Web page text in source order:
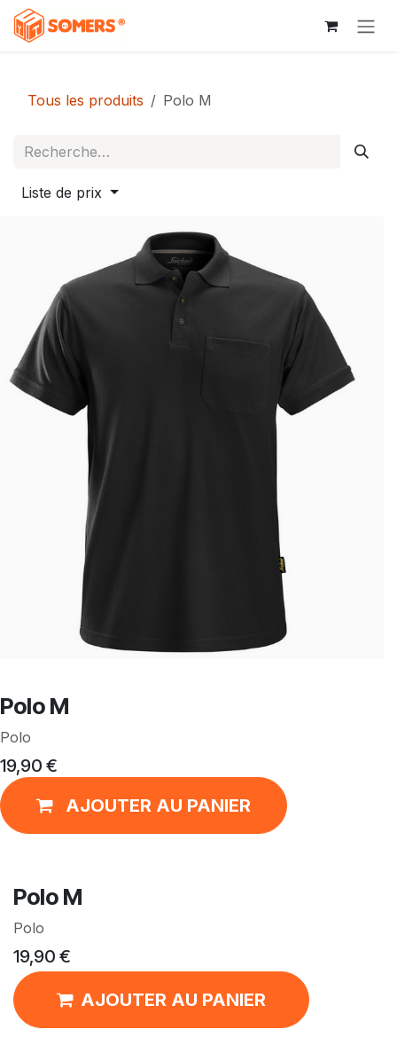
Se rendre au contenu
Tous les produits Polo M
Liste de prix
Polo M
Polo
19,90 €
AJOUTER AU PANIER
Polo M
Polo
19,90 €
AJOUTER AU PANIER